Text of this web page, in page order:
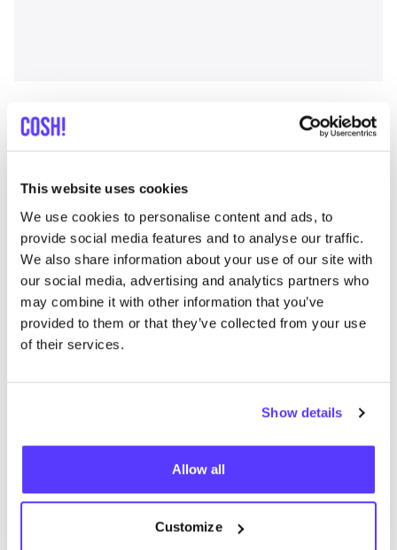
This website uses cookies
We use cookies to personalise content and ads, to
provide social media features and to analyse our traffic.
We also share information about your use of our site with
our social media, advertising and analytics partners who
may combine it with other information that you’ve
provided to them or that they’ve collected from your use
of their services.
Show details
Allow all
Customize
List Map